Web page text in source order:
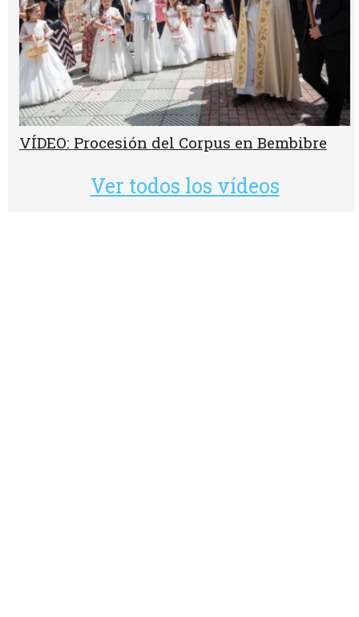
VÍDEO: Procesión del Corpus en Bembibre
Ver todos los vídeos